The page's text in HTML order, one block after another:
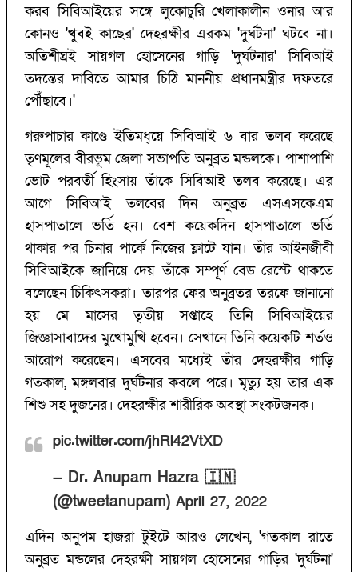
করব সিবিআইয়ের সঙ্গে লুকোচুরি খেলাকালীন ওনার আর
কোনও 'খুবই কাছের' দেহরক্ষীর এরকম 'দুর্ঘটনা' ঘটবে না।
অতিশীঘ্রই সায়গল হোসেনের গাড়ি 'দুর্ঘটনার' সিবিআই
তদন্তের দাবিতে আমার চিঠি মাননীয় প্রধানমন্ত্রীর দফতরে
পৌঁছাবে।'
গরুপাচার কাণ্ডে ইতিমধ্য়ে সিবিআই ৬ বার তলব করেছে
তৃণমূলের বীরভূম জেলা সভাপতি অনুব্রত মন্ডলকে। পাশাপাশি
ভোট পরবর্তী হিংসায় তাঁকে সিবিআই তলব করেছে। এর
আগে সিবিআই তলবের দিন অনুব্রত এসএসকেএম
হাসপাতালে ভর্তি হন। বেশ কয়েকদিন হাসপাতালে ভর্তি
থাকার পর চিনার পার্কে নিজের ফ্লাটে যান। তাঁর আইনজীবী
সিবিআইকে জানিয়ে দেয় তাঁকে সম্পূর্ণ বেড রেস্টে থাকতে
বলেছেন চিকিৎসকরা। তারপর ফের অনুব্রতর তরফে জানানো
হয় মে মাসের তৃতীয় সপ্তাহে তিনি সিবিআইয়ের
জিজ্ঞাসাবাদের মুখোমুখি হবেন। সেখানে তিনি কয়েকটি শর্তও
আরোপ করেছেন। এসবের মধ্যেই তাঁর দেহরক্ষীর গাড়ি
গতকাল, মঙ্গলবার দুর্ঘটনার কবলে পরে। মৃত্যু হয় তার এক
শিশু সহ দুজনের। দেহরক্ষীর শারীরিক অবস্থা সংকটজনক।
pic.twitter.com/jhRl42VtXD
— Dr. Anupam Hazra 🇮🇳
(@tweetanupam) April 27, 2022
এদিন অনুপম হাজরা টুইটে আরও লেখেন, 'গতকাল রাতে
অনুব্রত মন্ডলের দেহরক্ষী সায়গল হোসেনের গাড়ির 'দুর্ঘটনা'